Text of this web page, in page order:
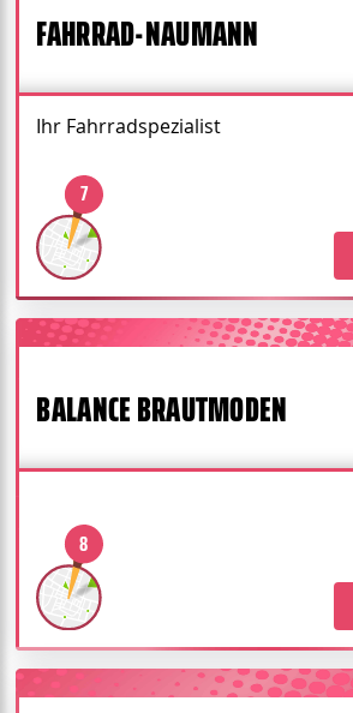
FAHRRAD-NAUMANN
Ihr Fahrradspezialist
7
BALANCE BRAUTMODEN
8